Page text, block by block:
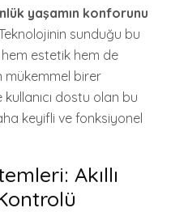
yaşamın konforunu
sunduğu bu
estetik hem de
mükemmel birer
kullanıcı dostu olan bu
keyifli ve fonksiyonel
Akıllı